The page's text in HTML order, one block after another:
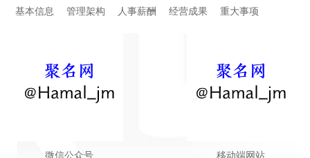
基本信息 管理架构 人事薪酬 经营成果 重大事项
微信公众号 移动端网站